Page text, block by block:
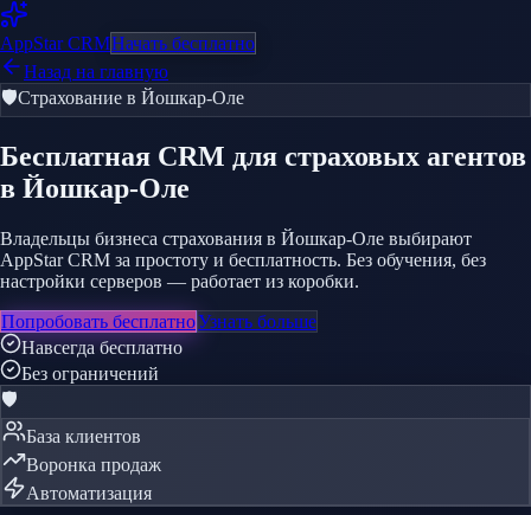
AppStarCRMНачать бесплатно
Назад на главную
🛡️Страхование в Йошкар-Оле
Бесплатная CRM для страховых агентов
в Йошкар-Оле
Владельцы бизнеса страхования в Йошкар-Оле выбирают
AppStar CRM за простоту и бесплатность. Без обучения, без
настройки серверов — работает из коробки.
Попробовать бесплатноУзнать больше
Навсегда бесплатно
Без ограничений
🛡️
База клиентов
Воронка продаж
Автоматизация